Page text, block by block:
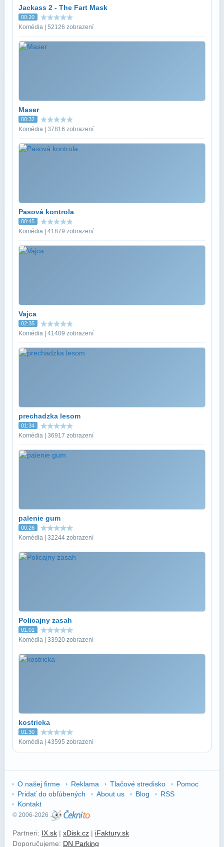
Jackass 2 - The Fart Mask
00:20
Komédia | 52126 zobrazení
Maser
00:32
Komédia | 37816 zobrazení
Pasová kontrola
00:45
Komédia | 41879 zobrazení
Vajca
02:35
Komédia | 41409 zobrazení
prechadzka lesom
01:34
Komédia | 36917 zobrazení
palenie gum
00:26
Komédia | 32244 zobrazení
Policajny zasah
01:01
Komédia | 33920 zobrazení
kostricka
01:30
Komédia | 43595 zobrazení
O našej firme Reklama Tlačové stredisko
Pomoc
Pridať do obľúbených
About us Blog
RSS
Kontakt
© 2006-2026
Partneri: IX.sk | xDisk.cz | iFaktury.sk
Doporučujeme: DN Parking